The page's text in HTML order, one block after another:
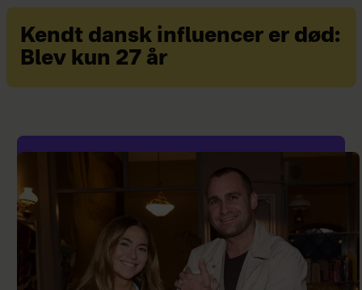
Kendt dansk influencer er død:
Blev kun 27 år